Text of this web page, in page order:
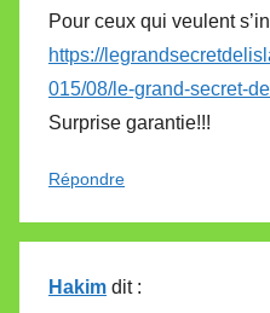
Pour ceux qui veulent
https://
015/08/le-grand-secret-
Surprise garantie!!!
Répondre
Hakim dit :